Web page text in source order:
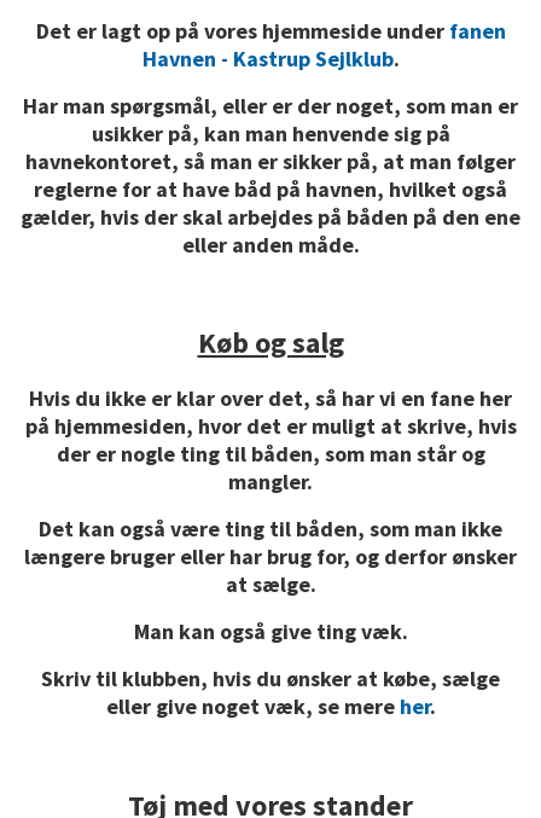
Det er lagt op på vores hjemmeside under fanen
Havnen - Kastrup Sejlklub.
Har man spørgsmål, eller er der noget, som man er
usikker på, kan man henvende sig på
havnekontoret, så man er sikker på, at man følger
reglerne for at have båd på havnen, hvilket også
gælder, hvis der skal arbejdes på båden på den ene
eller anden måde.
Køb og salg
Hvis du ikke er klar over det, så har vi en fane her
på hjemmesiden, hvor det er muligt at skrive, hvis
der er nogle ting til båden, som man står og
mangler.
Det kan også være ting til båden, som man ikke
længere bruger eller har brug for, og derfor ønsker
at sælge.
Man kan også give ting væk.
Skriv til klubben, hvis du ønsker at købe, sælge
eller give noget væk, se mere her.
Tøj med vores stander